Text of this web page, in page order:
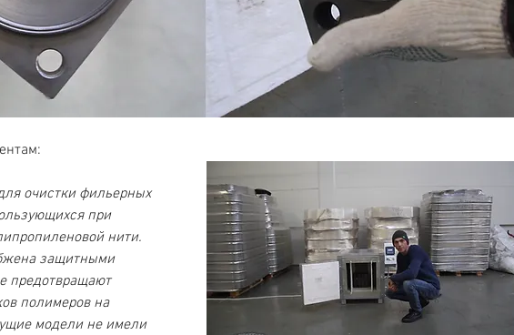
очистки фильерных
при
нити.
защитными
предотвращают
полимеров на
модели не имели